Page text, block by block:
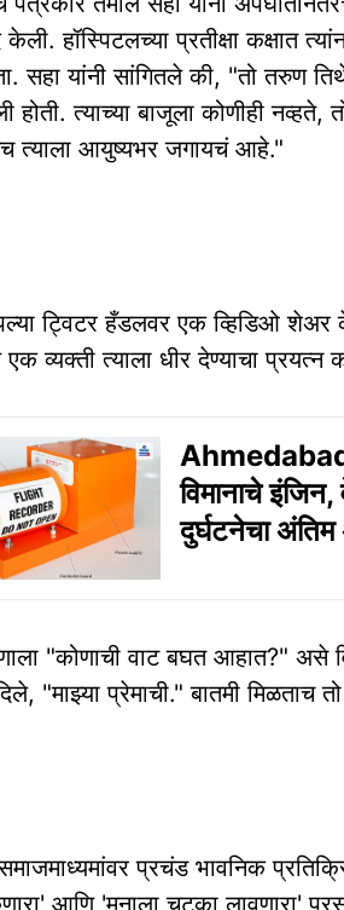
हॉस्पिटलच्या प्रतीक्षा कक्षात
सहा यांनी सांगितले की, "तो तरुण
होती. त्याच्या बाजूला कोणीही
त्याला आयुष्यभर जगायचं आहे."
ट्विटर हँडलवर एक व्हिडिओ
व्यक्ती त्याला धीर देण्याचा
विमानाचे इंजिन,
दुर्घटनेचा अंतिम
"कोणाची वाट बघत आहात?"
"माझ्या प्रेमाची." बातमी
प्रचंड भावनिक